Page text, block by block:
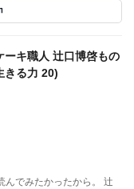
キ職人 辻口博啓もの
きる力 20)
んでみたかったから。 辻